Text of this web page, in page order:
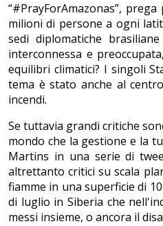
“#PrayForAmazonas”,
milioni di persone a ogni
sedi diplomatiche
interconnessa e
equilibri climatici? I singoli
tema è stato anche al
incendi.
Se tuttavia grandi critiche
mondo che la gestione e la
Martins in una serie di
altrettanto critici su scala
fiamme in una superficie di
di luglio in Siberia che
messi insieme, o ancora il